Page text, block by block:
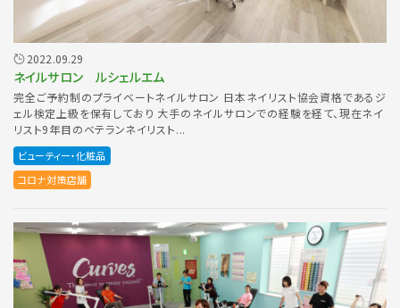
2022.09.29
ネイルサロン ルシェルエム
完全ご予約制のプライベートネイルサロン 日本ネイリスト協会資格であるジ
ェル検定上級を保有しており 大手のネイルサロンでの経験を経て、現在ネイ
リスト9年目のベテランネイリスト...
ビューティー・化粧品
コロナ対策店舗